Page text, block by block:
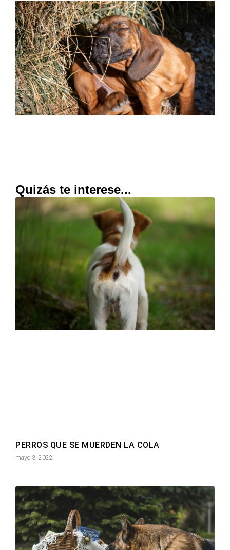
Quizás te interese...
PERROS QUE SE MUERDEN LA COLA
mayo 3, 2022